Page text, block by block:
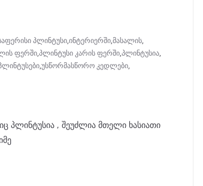
პლინტუსი,ინტერიერში,მასალის,
ფერში,პლინტუსი კარის ფერში,პლინტუსია,
,უსწორმასწორო კედლები,
პლინტუსია , შეუძლია მთელი ხასიათი